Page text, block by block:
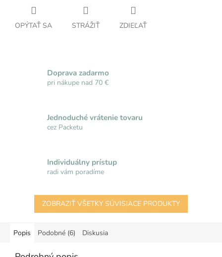
OPÝTAŤ SA STRÁŽIŤ ZDIEĽAŤ
Doprava zadarmo
pri nákupe nad 70 €
Jednoduché vrátenie tovaru
cez Packetu
Individuálny prístup
radi vám poradíme
ZOBRAZIŤ VŠETKY SÚVISIACE PRODUKTY
Popis Podobné (6) Diskusia